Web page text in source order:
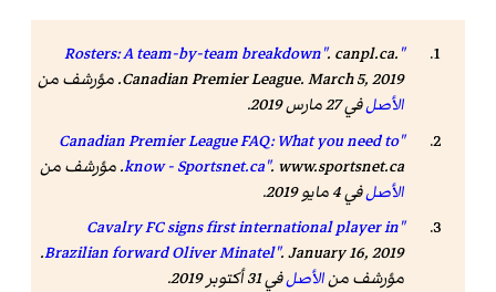
"Rosters: A team-by-team breakdown"
. canpl.ca.
Canadian Premier League. March 5, 2019. مؤرشف من
الأصلفي 27 مارس 2019
.
"Canadian Premier League FAQ: What you need to
know - Sportsnet.ca". www.sportsnet.ca
. مؤرشف من
الأصلفي 4 مايو 2019.
"Cavalry FC signs first international player in
Brazilian forward Oliver Minatel"
. January 16, 2019.
مؤرشف منالأصلفي 31 أكتوبر 2019.